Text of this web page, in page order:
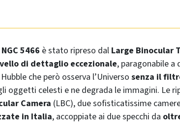
5466 è stato ripreso dal Large Binocular
di dettaglio eccezionale, paragonabile a
Hubble che però osserva l’Universo senza il
oggetti celesti e ne degrada le immagini. Le
Camera (LBC), due sofisticatissime
in Italia, accoppiate ai due specchi da